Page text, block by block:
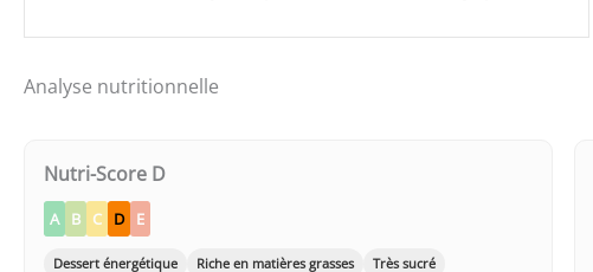
Analyse nutritionnelle
Nutri-Score D
A B C D E
Dessert énergétique Riche en matières grasses
Très sucré